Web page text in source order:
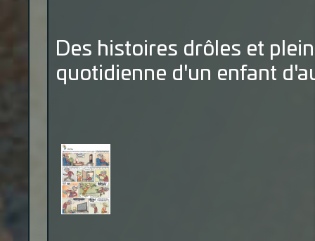
Des histoires drôles et
quotidienne d'un enfant